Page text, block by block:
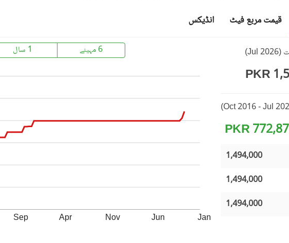
(
Jul 2026
)
1,494,000
1,494,000
1,494,000
6 مہینے 1 سال
Sep Apr Nov Jun Jan
قیمت مربع فیٹ انڈیکس